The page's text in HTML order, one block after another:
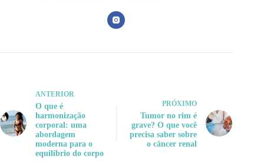
ANTERIOR
O que é
harmonização
corporal: uma
abordagem
moderna para o
equilíbrio do corpo
PRÓXIMO
Tumor no rim é
grave? O que você
precisa saber sobre
o câncer renal